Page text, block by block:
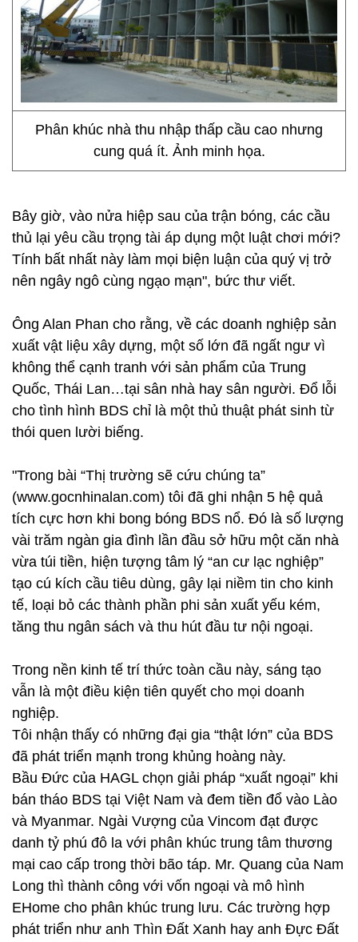
Phân khúc nhà thu nhập thấp cầu cao nhưng
cung quá ít. Ảnh minh họa.
Bây giờ, vào nửa hiệp sau của trận bóng, các cầu
thủ lại yêu cầu trọng tài áp dụng một luật chơi mới?
Tính bất nhất này làm mọi biện luận của quý vị trở
nên ngây ngô cùng ngạo mạn", bức thư viết.
Ông Alan Phan cho rằng, về các doanh nghiệp sản
xuất vật liệu xây dựng, một số lớn đã ngất ngư vì
không thể cạnh tranh với sản phẩm của Trung
Quốc, Thái Lan…tại sân nhà hay sân người. Đổ lỗi
cho tình hình BDS chỉ là một thủ thuật phát sinh từ
thói quen lười biếng.
"Trong bài “Thị trường sẽ cứu chúng ta”
(www.gocnhinalan.com) tôi đã ghi nhận 5 hệ quả
tích cực hơn khi bong bóng BDS nổ. Đó là số lượng
vài trăm ngàn gia đình lần đầu sở hữu một căn nhà
vừa túi tiền, hiện tượng tâm lý “an cư lạc nghiệp”
tạo cú kích cầu tiêu dùng, gây lại niềm tin cho kinh
tế, loại bỏ các thành phần phi sản xuất yếu kém,
tăng thu ngân sách và thu hút đầu tư nội ngoại.
Trong nền kinh tế trí thức toàn cầu này, sáng tạo
vẫn là một điều kiện tiên quyết cho mọi doanh
nghiệp.
Tôi nhận thấy có những đại gia “thật lớn” của BDS
đã phát triển mạnh trong khủng hoàng này.
Bầu Đức của HAGL chọn giải pháp “xuất ngoại” khi
bán tháo BDS tại Việt Nam và đem tiền đổ vào Lào
và Myanmar. Ngài Vượng của Vincom đạt được
danh tỷ phú đô la với phân khúc trung tâm thương
mại cao cấp trong thời bão táp. Mr. Quang của Nam
Long thì thành công với vốn ngoại và mô hình
EHome cho phân khúc trung lưu. Các trường hợp
phát triển như anh Thìn Đất Xanh hay anh Đực Đất